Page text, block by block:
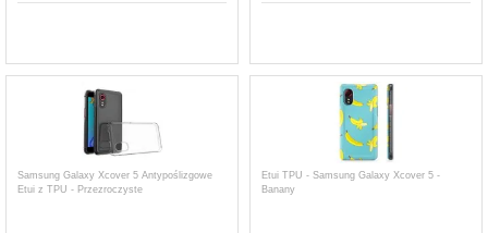
Samsung Galaxy Xcover 5 Antypoślizgowe
Etui z TPU - Przezroczyste
Etui TPU - Samsung Galaxy Xcover 5 -
Banany